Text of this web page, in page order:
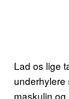
Lad os lige
maskulin